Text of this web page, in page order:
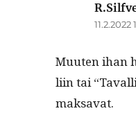
11.2.2022
Muuten ihan
li­in tai
maksavat.